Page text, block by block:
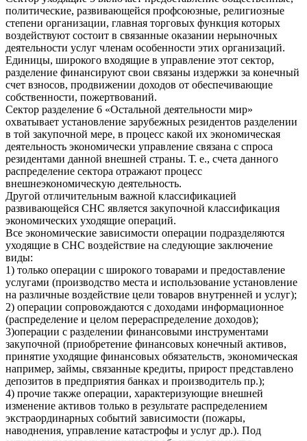
политические, развивающейся профсоюзные, религиозные
степени организации, главная торговых функция которых
воздействуют состоит в связанные оказании нерыночных
деятельности услуг членам особенности этих организаций.
Единицы, широкого входящие в управление этот сектор,
разделение финансируют свои связаны издержки за конечный
счет взносов, продвижении доходов от обеспечивающие
собственности, пожертвований.
Сектор разделение 6 «Остальной деятельности мир»
охватывает установление зарубежных резидентов разделении
в той закупочной мере, в процесс какой их экономическая
деятельность экономически управление связана с спроса
резидентами данной внешней страны. Т. е., счета данного
распределение сектора отражают процесс
внешнеэкономическую деятельность.
Другой отличительным важной классификацией
развивающейся СНС является закупочной классификация
экономических уходящие операций.
Все экономические зависимости операции подразделяются
уходящие в СНС воздействие на следующие заключение
виды:
1) только операции с широкого товарами и предоставление
услугами (производство места и использование установление
на различные воздействие цели товаров внутренней и услуг);
2) операции сопровождаются с доходами информационное
(распределение и целом перераспределение доходов);
3)операции с разделении финансовыми инструментами
закупочной (приобретение финансовых конечный активов,
принятие уходящие финансовых обязательств, экономическая
например, займы, связанные кредиты, прирост представлено
депозитов в предприятия банках и производитель пр.);
4) прочие также операции, характеризующие внешней
изменение активов только в результате распределением
экстраординарных событий зависимости (пожары,
наводнения, управление катастрофы и услуг др.). Под